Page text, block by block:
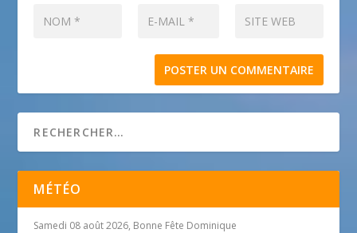
MÉTÉO
Samedi 08 août 2026, Bonne Fête Dominique